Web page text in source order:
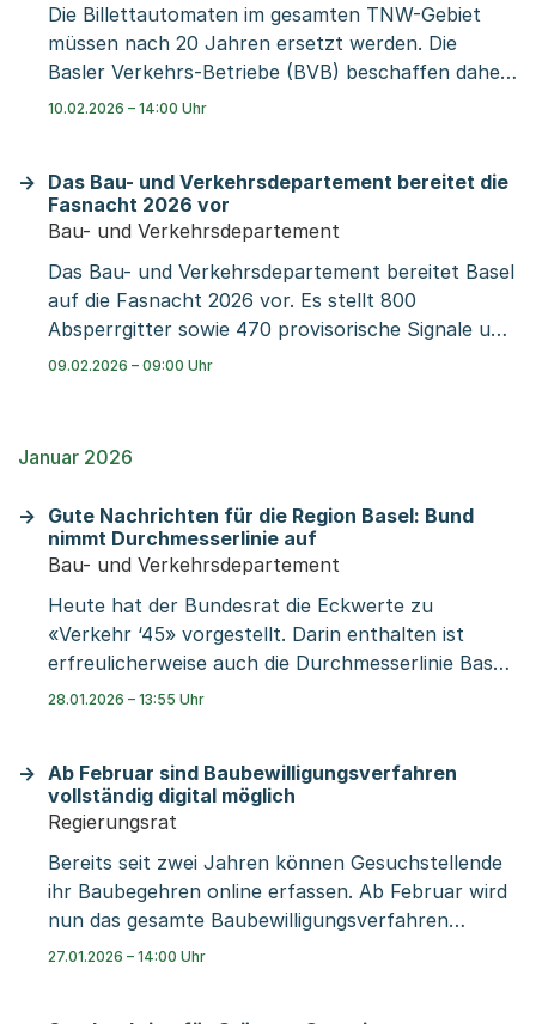
Bahninfrastruktur. Das Entwicklungskonzept zeigt
einerseits auf, wie die Haltestelle bis zum
Zeitpunkt der Inbetriebnahme optimal in den
Stadtraum sowie in das städtische ÖV-Netz
längerfristige Entwicklungspotenzial im Umfeld der
Haltestelle aufgezeigt. Die Vernehmlassung dauert
bis zum 12. Mai 2026.
Die Billettautomaten im gesamten TNW-Gebiet
müssen nach 20 Jahren ersetzt werden. Die
Basler Verkehrs-Betriebe (BVB) beschaffen daher
für ihre Bus- und Tram-Haltestellen 363 neue
funktionieren bargeldlos. Wer weiterhin mit
Bargeld bezahlen möchte, kann dies künftig über
eine neue öV-Prepaid-Bezahlkarte tun. Für den
Kauf der neuen Billettautomaten hat der
Regierungsrat ein Darlehen an die BVB in Höhe
von rund acht Millionen Franken bewilligt.
10.02.2026 – 14:00 Uhr
Das Bau- und Verkehrsdepartement bereitet die
Fasnacht 2026 vor
Bau- und Verkehrsdepartement
Das Bau- und Verkehrsdepartement bereitet Basel
auf die Fasnacht 2026 vor. Es stellt 800
Absperrgitter sowie 470 provisorische Signale und
Wegweiser auf. Private und öffentliche Baustellen
Das Tiefbauamt stellt in der Innenstadt 40
entstopft die Kanalisation präventiv. Rund 280
Mitarbeitende reinigen während und nach der
Fasnacht die Innenstadt.
09.02.2026 – 09:00 Uhr
Januar 2026
Gute Nachrichten für die Region Basel: Bund
nimmt Durchmesserlinie auf
Bau- und Verkehrsdepartement
Heute hat der Bundesrat die Eckwerte zu
«Verkehr ‘45» vorgestellt. Darin enthalten ist
erfreulicherweise auch die Durchmesserlinie Basel.
Der Bundesrat anerkennt damit den Ausbaubedarf
Bahnhöfen. Das zeigt, dass die Region mit der
Fokussierung auf dem richtigen Weg ist. Der Bund
möchte in den nächsten Jahren rund 2,5
Milliarden für den Bahnausbau in der Region Basel
zur Verfügung stellen. Damit können die
Planungen nun zügig weitergehen und erste
Realisierungsschritte folgen. Ziel der Region ist es,
28.01.2026 – 13:55 Uhr
Ab Februar sind Baubewilligungsverfahren
vollständig digital möglich
Regierungsrat
Bereits seit zwei Jahren können Gesuchstellende
ihr Baubegehren online erfassen. Ab Februar wird
nun das gesamte Baubewilligungsverfahren
papierlos abgewickelt. Für die Gesuchstellenden
27.01.2026 – 14:00 Uhr